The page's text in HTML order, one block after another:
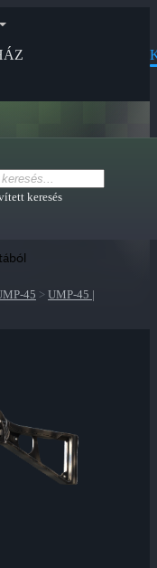
keresés
45 > UMP-45 |